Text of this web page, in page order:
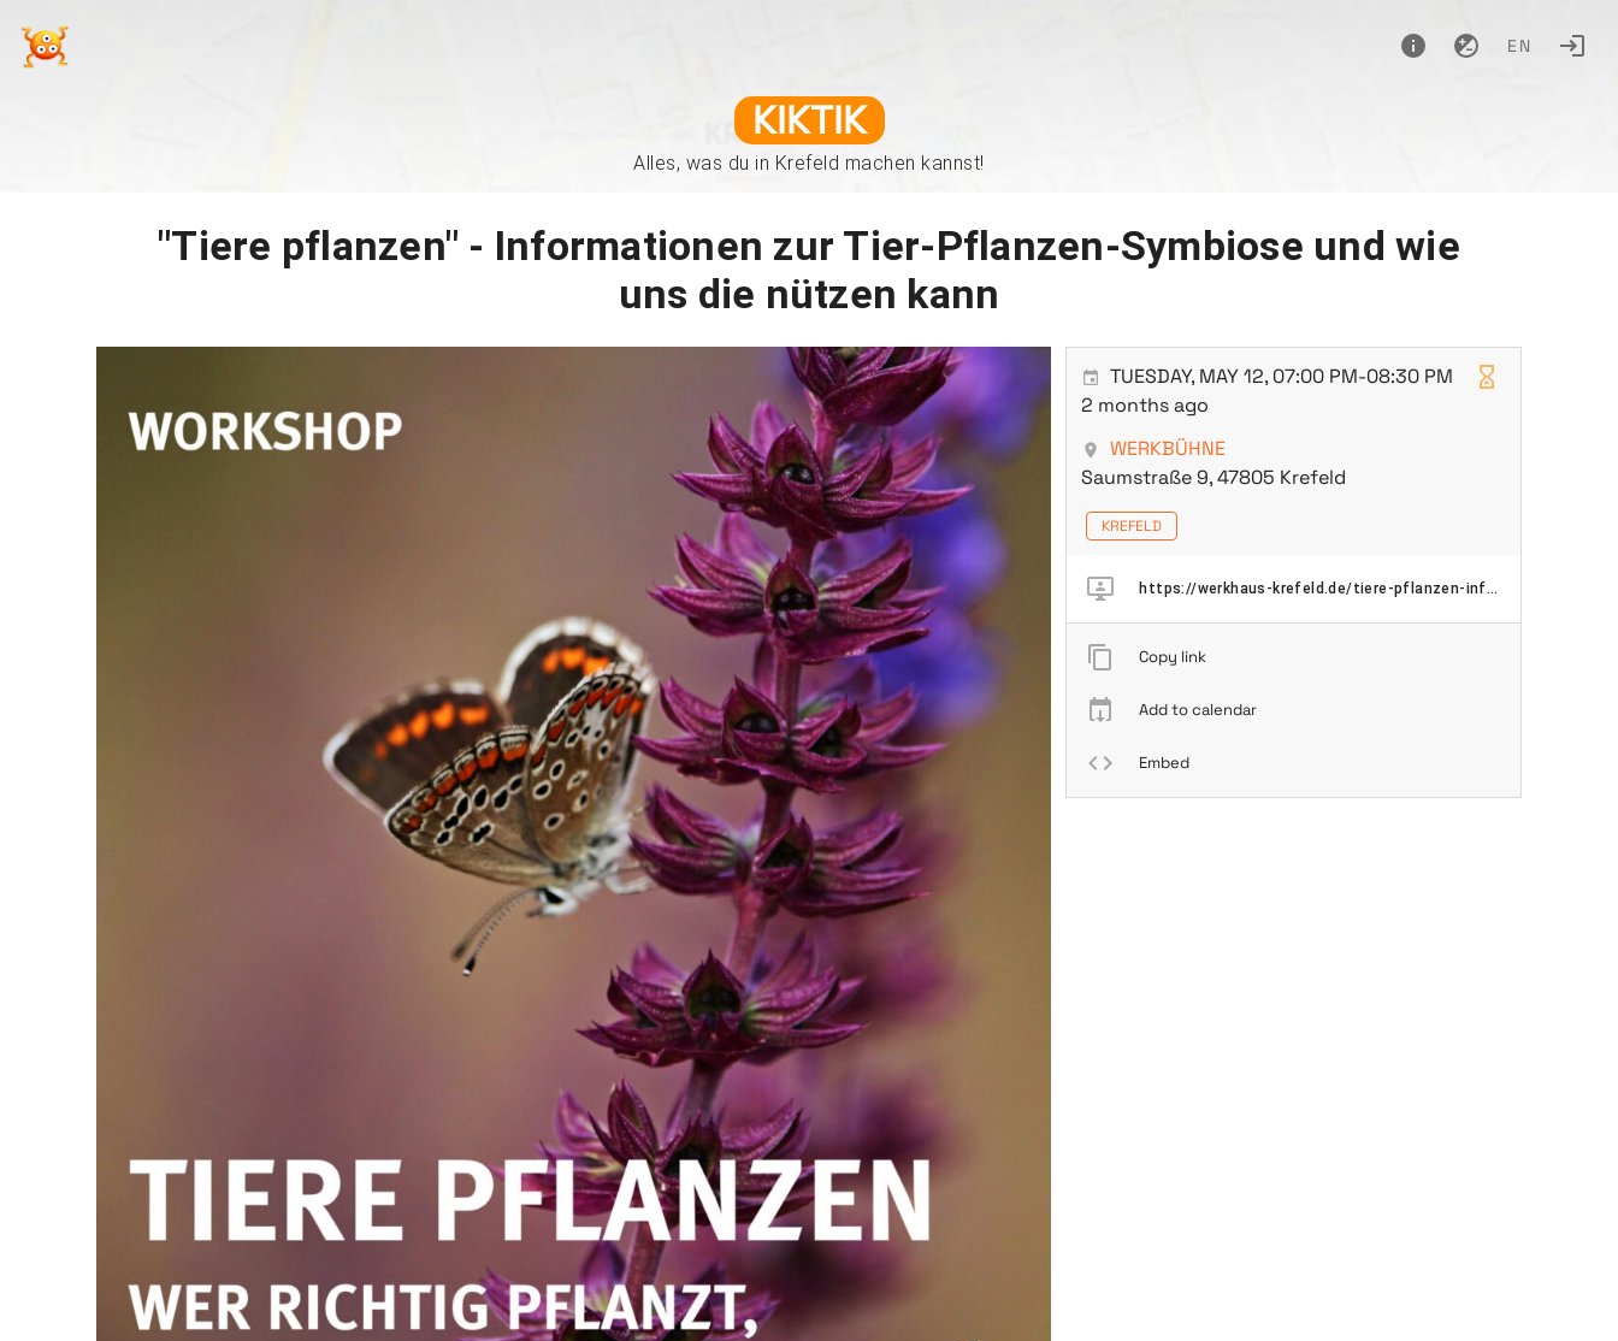
EN
KIKTIK
Alles, was du in Krefeld machen kannst!
"Tiere pflanzen" - Informationen zur Tier-Pflanzen-Symbiose und wie
uns die nützen kann
TUESDAY, MAY 12, 07:00 PM-08:30 PM
2 months ago
WERKBÜHNE
Saumstraße 9, 47805 Krefeld
KREFELD
https://werkhaus-krefeld.de/tiere-pflanzen-informationen-zur-tier-pflanzen-symbiose-und-wie-uns-die-nuetzen-kann-2026/
Copy link
Add to calendar
Embed